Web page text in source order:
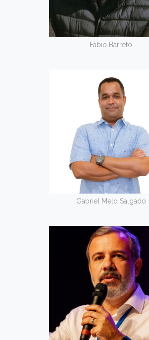
Fábio Barreto
Gabriel Melo Salgado